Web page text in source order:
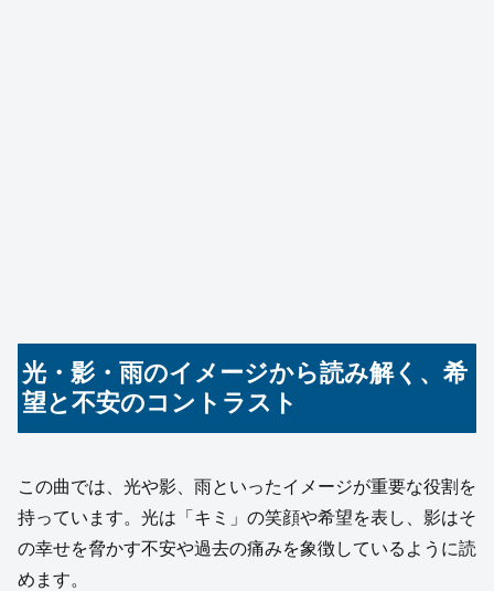
光・影・雨のイメージから読み解く、希
望と不安のコントラスト
この曲では、光や影、雨といったイメージが重要な役割を
持っています。光は「キミ」の笑顔や希望を表し、影はそ
の幸せを脅かす不安や過去の痛みを象徴しているように読
めます。